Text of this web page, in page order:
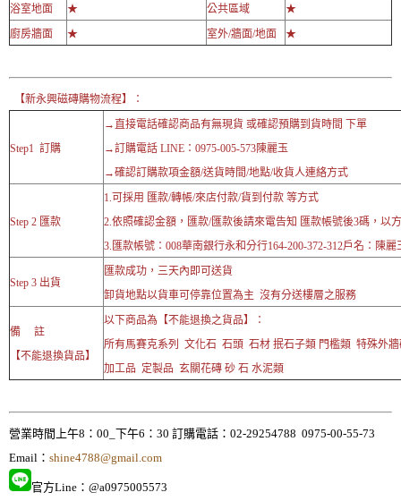
浴室地面
★ 公共區域
★
廚房牆面
★ 室外/牆面/地面 ★
【新永興磁磚購物流程】：
Step1 訂購
→直接電話確認商品有無現貨 或確認預購到貨時間 下單
→訂購電話 LINE：0975-005-573陳麗玉
→確認訂購款項金額/送貨時間/地點/收貨人連絡方式
Step 2 匯款
1.可採用 匯款/轉帳/來店付款/貨到付款 等方式
2.依照確認金額，匯款/匯款後請來電告知 匯款帳號後3碼，以
3.匯款帳號：008華南銀行永和分行164-200-372-312戶名：陳麗
Step 3 出貨
匯款成功，三天內即可送貨
卸貨地點以貨車可停靠位置為主 沒有分送樓層之服務
備 註
【不能退換貨品】
以下商品為【不能退換之貨品】：
所有馬賽克系列 文化石 石頭 石材 抿石子類 門檻類 特殊外
加工品 定製品 玄關花磚 砂 石 水泥類
營業時間上午8：00_下午6：30 訂購電話：02-29254788 0975-00-55-73
Email： shine4788@gmail.com
官方Line：@a0975005573